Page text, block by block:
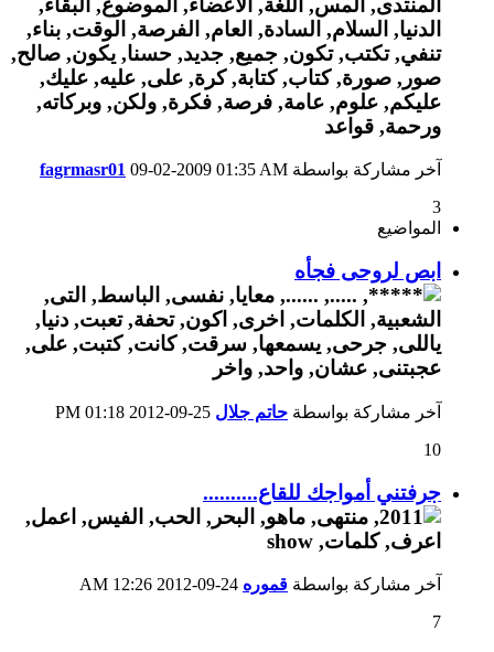
آخر مشاركة بواسطة fagrmasr01 09-02-2009 01:35 AM
3
المواضيع
ابص لروحى فجأه
آخر مشاركة بواسطة حاتم جلال
01:18 PM
10
جرفتني أمواجك للقاع..........
آخر مشاركة بواسطة قموره
12:26 AM
7